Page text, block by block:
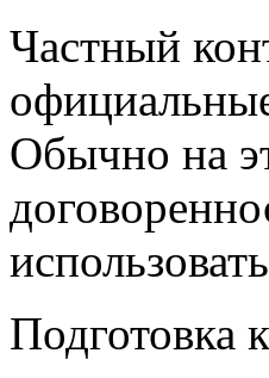
Частный
Обычно на
Подготовка